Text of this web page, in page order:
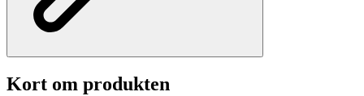
Kort om produkten